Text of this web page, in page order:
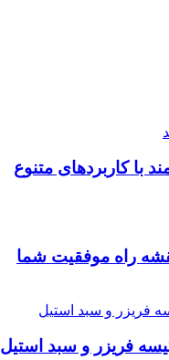
با کاربردهای متنوع
راه موفقیت شما
فریزر و سبد استیل